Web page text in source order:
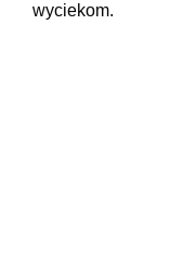
wyciekom.